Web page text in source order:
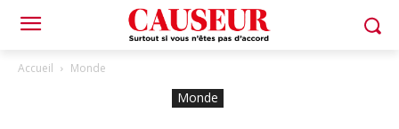
Accueil Monde
Monde